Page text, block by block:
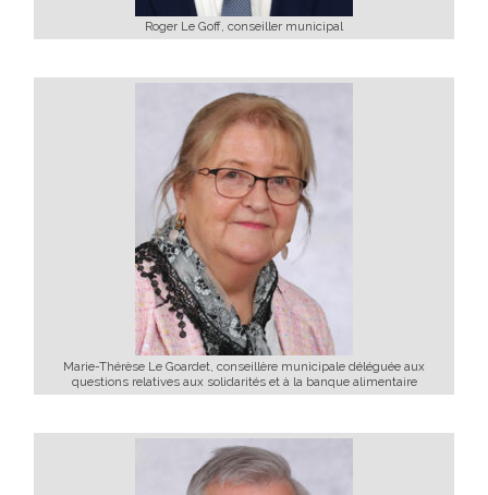
Roger Le Goff, conseiller municipal
Marie-Thérèse Le Goardet, conseillère municipale déléguée aux
questions relatives aux solidarités et à la banque alimentaire